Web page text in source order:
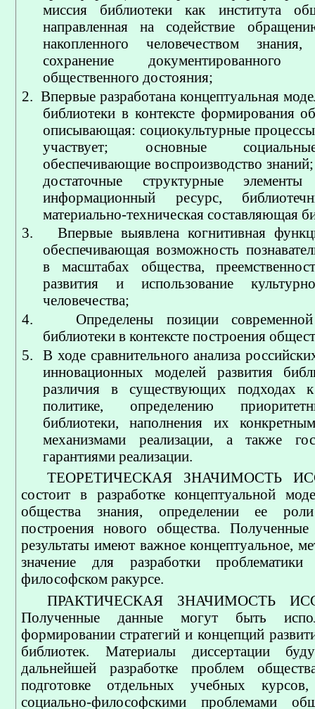
миссия библиотеки как института
направленная на содействие
накопленного человечеством
сохранение
общественного достояния;
2. Впервые разработана концептуальная
библиотеки в контексте формирования
описывающая: социокультурные
участвует; основные
обеспечивающие воспроизводство
достаточные структурные элементы
информационный ресурс,
материально-техническая составляющая
3.
Впервые выявлена когнитивная
обеспечивающая возможность
в масштабах общества,
развития и использование
человечества;
4.
Определены позиции
библиотеки в контексте построения
5.
В ходе сравнительного анализа
инновационных моделей развития
различия в существующих подходах к
политике, определению
библиотеки, наполнения их
механизмами реализации, а также
гарантиями реализации.
ТЕОРЕТИЧЕСКАЯ ЗНАЧИМОСТЬ
состоит в разработке концептуальной
общества знания, определении ее
построения нового общества. Полученные
результаты имеют важное концептуальное,
значение для разработки
философском ракурсе.
ПРАКТИЧЕСКАЯ ЗНАЧИМОСТЬ
Полученные данные могут быть
формировании стратегий и концепций
библиотек. Материалы диссертации
дальнейшей разработке проблем
подготовке отдельных учебных
социально-философскими проблемами